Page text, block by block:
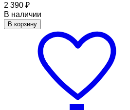
2 390 ₽
В наличии
В корзину